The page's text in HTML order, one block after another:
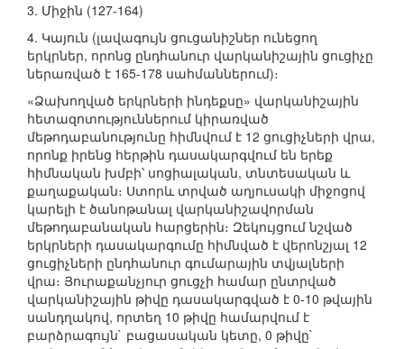
3. Միջին (127-164)
4. Կայուն (լավագույն ցուցանիշներ ունեցող
երկրներ, որոնց ընդհանուր վարկանիշային ցուցիչը
ներառված է 165-178 սահմաններում)։
«Ձախողված երկրների ինդեքսը» վարկանիշային
հետազոտություններում կիրառված
մեթոդաբանությունը հիմնվում է 12 ցուցիչների վրա,
որոնք իրենց հերթին դասակարգվում են երեք
հիմնական խմբի՝ սոցիալական, տնտեսական և
քաղաքական։ Ստորև տրված աղյուսակի միջոցով
կարելի է ծանոթանալ վարկանիշավորման
մեթոդաբանական հարցերին։ Զեկույցում նշված
երկրների դասակարգումը հիմնված է վերոնշյալ 12
ցուցիչների ընդհանուր գումարային տվյալների
վրա։ Յուրաքանչյուր ցուցչի համար ընտրված
վարկանիշային թիվը դասակարգված է 0-10 թվային
սանդղակով, որտեղ 10 թիվը համարվում է
բարձրագույն` բացասական կետը, 0 թիվը`